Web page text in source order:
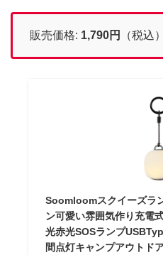
販売価格: 1,790円 （税込）
Soomloomスクイーズラ
ン可愛い雰囲気作り充電
光赤光SOSランプ
間点灯キャンプアウトド